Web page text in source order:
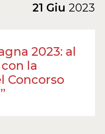
21 Giu 2023
2023: al
la
Concorso